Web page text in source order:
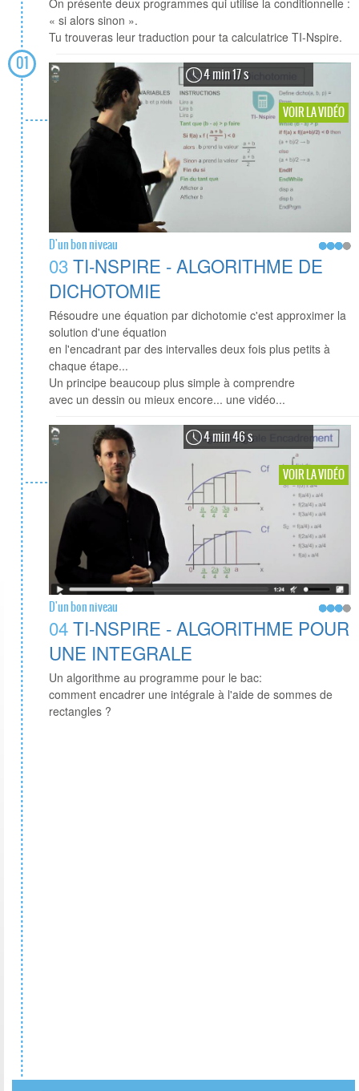
01
On présente deux programmes qui utilise la conditionnelle :
« si alors sinon ».
Tu trouveras leur traduction pour ta calculatrice TI-Nspire.
4 min 17 s
VOIR LA VIDÉO
D'un bon niveau
03TI-NSPIRE - ALGORITHME DE
DICHOTOMIE
Résoudre une équation par dichotomie c'est approximer la
solution d'une équation
en l'encadrant par des intervalles deux fois plus petits à
chaque étape...
Un principe beaucoup plus simple à comprendre
avec un dessin ou mieux encore... une vidéo...
4 min 46 s
VOIR LA VIDÉO
D'un bon niveau
04TI-NSPIRE - ALGORITHME POUR
UNE INTEGRALE
Un algorithme au programme pour le bac:
comment encadrer une intégrale à l'aide de sommes de
rectangles ?